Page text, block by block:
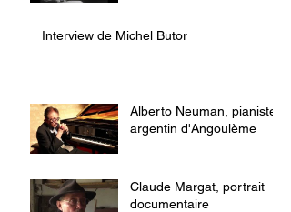
Interview de Michel Butor
Alberto Neuman, pianiste
argentin d'Angoulème
Claude Margat, portrait
documentaire